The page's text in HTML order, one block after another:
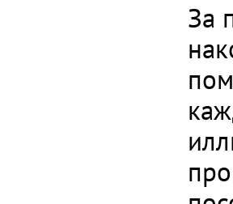
За